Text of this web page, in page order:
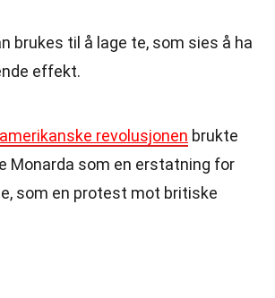
brukes til å lage te, som sies å ha
effekt.
amerikanske revolusjonen brukte
Monarda som en erstatning for
som en protest mot britiske